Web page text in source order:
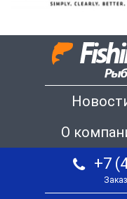
О
+7